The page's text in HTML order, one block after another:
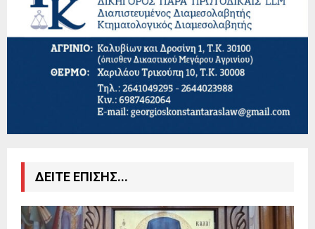
ΔΕΙΤΕ ΕΠΙΣΗΣ...